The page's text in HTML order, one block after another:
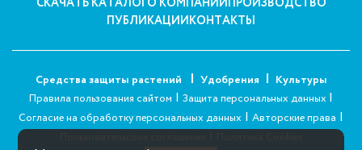
СКАЧАТЬ КАТАЛОГО КОМПАНИИПРОИЗВОДСТВО
ПУБЛИКАЦИИКОНТАКТЫ
Средства защиты растений Удобрения Культуры
Правила пользования сайтом | Защита персональных данных |
Согласие на обработку персональных данных | Авторские права |